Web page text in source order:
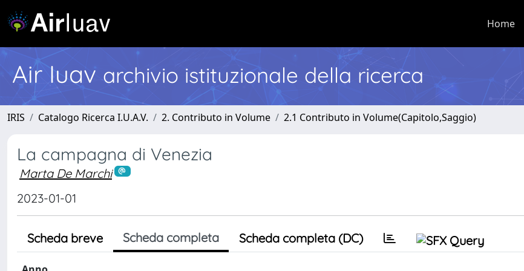
Home
Air Iuav archivio istituzionale della ricerca
IRIS Catalogo Ricerca I.U.A.V. 2. Contributo in Volume 2.1 Contributo in Volume(Capitolo,Saggio)
La campagna di Venezia
Marta De Marchi
2023-01-01
Scheda breve Scheda completa Scheda completa (DC)